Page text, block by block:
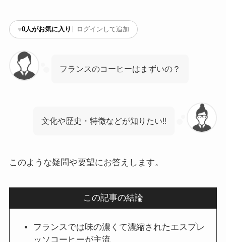
♥0人がお気に入り ログインして追加
フランスのコーヒーはまずいの？
文化や歴史・特徴などが知りたい‼
このような疑問や要望にお答えします。
この記事の結論
フランスでは味の濃くて濃縮されたエスプレ
ッソコーヒーが主流